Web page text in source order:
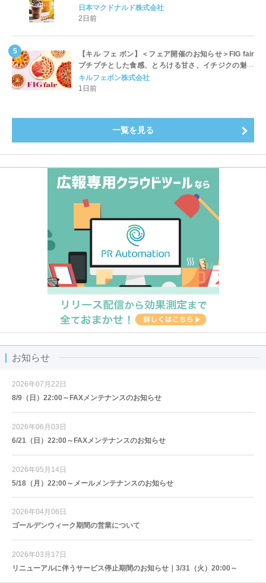
ッペ」「マンゴースムージー」8月5日（水）から販売
開始
日本マクドナルド株式会社
2日前
【キル フェ ボン】＜フェア開催のお知らせ＞FIG fair
プチプチとした食感、とろける甘さ、イチジクの魅力
をたっぷりと。新作を含め、イチジク尽くしの全4種が
登場8月20日（木）スタート
キルフェボン株式会社
1日前
一覧を見る
お知らせ
2026年07月22日
8/9（日）22:00～FAXメンテナンスのお知らせ
2026年06月03日
6/21（日）22:00～FAXメンテナンスのお知らせ
2026年05月14日
5/18（月）22:00～メールメンテナンスのお知らせ
2026年04月06日
ゴールデンウィーク期間の営業について
2026年03月17日
リニューアルに伴うサービス停止期間のお知らせ｜3/31（火）20:00～